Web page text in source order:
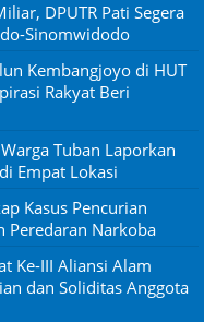
DPUTR Pati Segera
Sinomwidodo
Kembangjoyo di HUT
Rakyat Beri
Tuban Laporkan
Empat Lokasi
Kasus Pencurian
Peredaran Narkoba
Ke-III Aliansi Alam
dan Soliditas Anggota